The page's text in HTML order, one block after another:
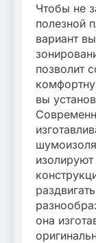
Чтобы не
полезной
вариант
позволит
вы
она